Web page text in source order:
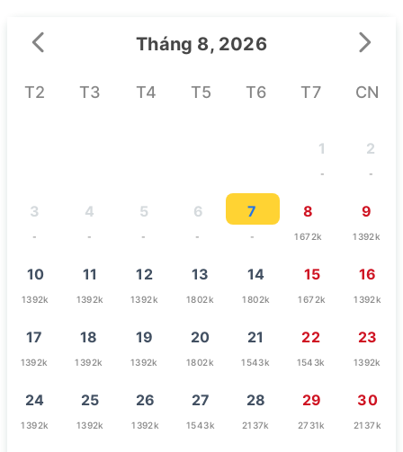
Tháng 8, 2026
T2 T3 T4 T5 T6 T7 CN
1
-
2
-
3
-
4
-
5
-
6
-
7
-
8
1672k
9
1392k
10
1392k
11
1392k
12
1392k
13
1802k
14
1802k
15
1672k
16
1392k
17
1392k
18
1392k
19
1392k
20
1802k
21
1543k
22
1543k
23
1392k
24
1392k
25
1392k
26
1392k
27
1543k
28
2137k
29
2731k
30
2137k